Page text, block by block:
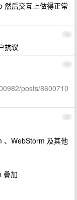
然后交互上做得正常
18
抗议
19
posts/8600710
20
、WebStorm 及其他
叠加